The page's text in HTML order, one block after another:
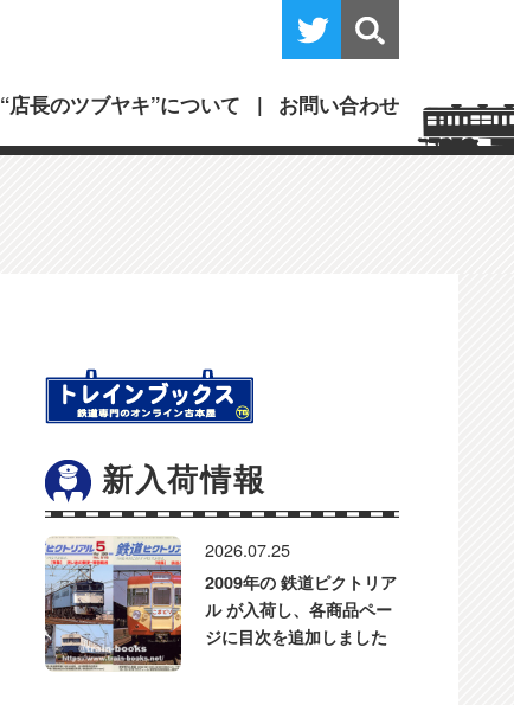
“店長のツブヤキ”について お問い合わせ
新入荷情報
2026.07.25
2009年の 鉄道ピクトリア
ル が入荷し、各商品ペー
ジに目次を追加しました